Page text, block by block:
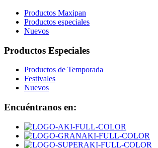
Productos Maxipan
Productos especiales
Nuevos
Productos Especiales
Productos de Temporada
Festivales
Nuevos
Encuéntranos en: